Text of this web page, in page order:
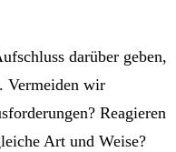
darüber geben,
Vermeiden wir
Reagieren
Art und Weise?